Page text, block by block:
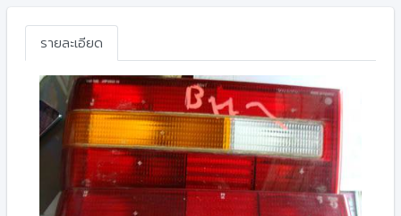
รายละเอียด